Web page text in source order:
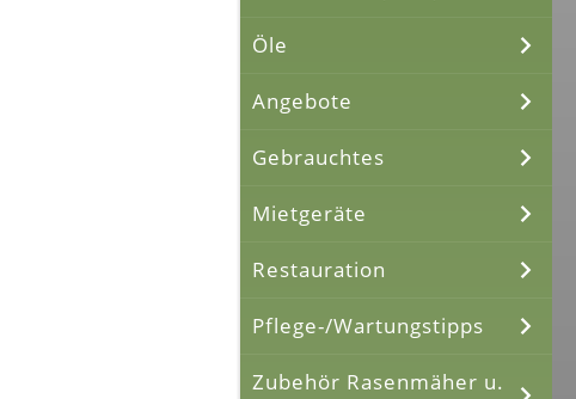
Öle
Angebote
Gebrauchtes
Mietgeräte
Restauration
Pflege-/Wartungstipps
Zubehör Rasenmäher u.